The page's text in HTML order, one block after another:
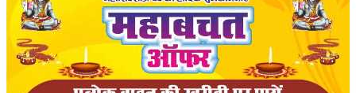
व्यापार
संपादकीय